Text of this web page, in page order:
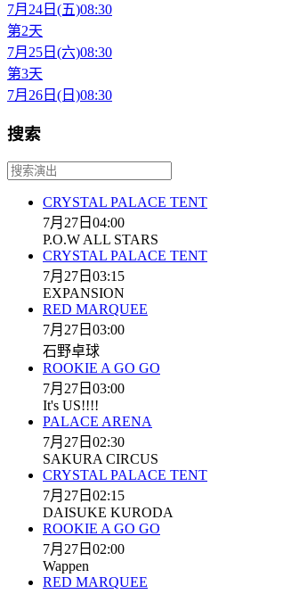
7月24日(五)08:30
第2天
7月25日(六)08:30
第3天
7月26日(日)08:30
搜索
CRYSTAL PALACE TENT
7月27日 04:00
P.O.W ALL STARS
CRYSTAL PALACE TENT
7月27日 03:15
EXPANSION
RED MARQUEE
7月27日 03:00
石野卓球
ROOKIE A GO GO
7月27日 03:00
It's US!!!!
PALACE ARENA
7月27日 02:30
SAKURA CIRCUS
CRYSTAL PALACE TENT
7月27日 02:15
DAISUKE KURODA
ROOKIE A GO GO
7月27日 02:00
Wappen
RED MARQUEE